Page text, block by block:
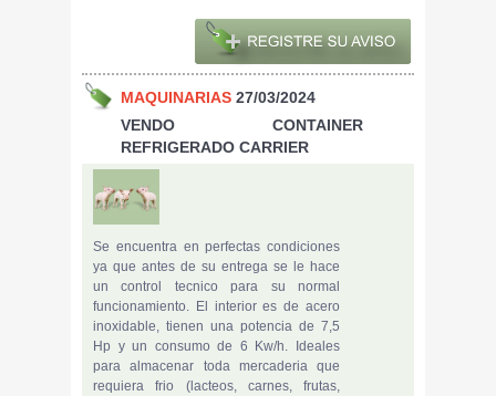
MAQUINARIAS 27/03/2024
VENDO CONTAINER
REFRIGERADO CARRIER
Se encuentra en perfectas condiciones
ya que antes de su entrega se le hace
un control tecnico para su normal
funcionamiento. El interior es de acero
inoxidable, tienen una potencia de 7,5
Hp y un consumo de 6 Kw/h. Ideales
para almacenar toda mercaderia que
requiera frio (lacteos, carnes, frutas,